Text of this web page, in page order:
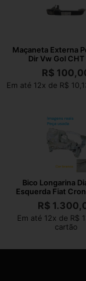
Maçaneta Externa
Dir Vw Gol CHT
R$
Em até 12x de R$
Bico Longarina
Esquerda Fiat
R$
Em até 12x de R$
cartão